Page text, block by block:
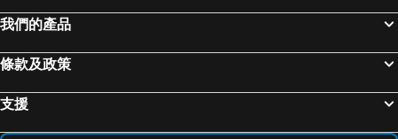
HOTEL Gran Arenaホテルグランアリーナ
KAI Rycom - Vacation STAY 70667v
La Passione Boutique B&B
Hotel Kokusai Plaza
札幌, 北海道 飯店
我們的產品
條款及政策
支援